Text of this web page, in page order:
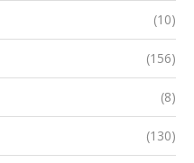
(10)
(156)
(8)
(130)